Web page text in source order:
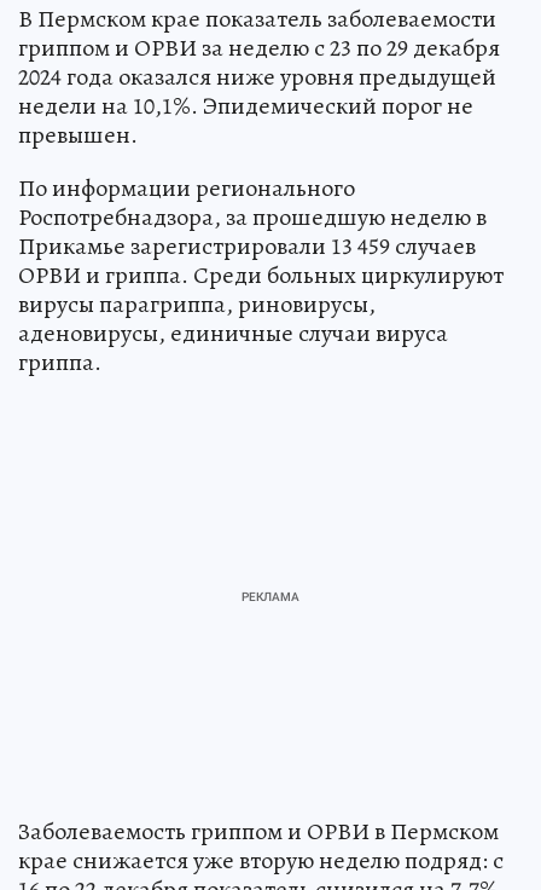
В Пермском крае показатель заболеваемости
гриппом и ОРВИ за неделю с 23 по 29 декабря
2024 года оказался ниже уровня предыдущей
недели на 10,1%. Эпидемический порог не
превышен.
По информации регионального
Роспотребнадзора, за прошедшую неделю в
Прикамье зарегистрировали 13 459 случаев
ОРВИ и гриппа. Среди больных циркулируют
вирусы парагриппа, риновирусы,
аденовирусы, единичные случаи вируса
гриппа.
Заболеваемость гриппом и ОРВИ в Пермском
крае снижается уже вторую неделю подряд: с